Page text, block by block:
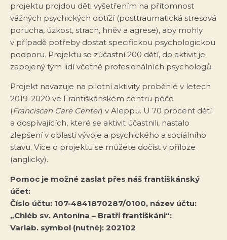
projektu projdou děti vyšetřením na přítomnost
vážných psychických obtíží (posttraumatická stresová
porucha, úzkost, strach, hněv a agrese), aby mohly
v případě potřeby dostat specifickou psychologickou
podporu. Projektu se zúčastní 200 dětí, do aktivit je
zapojený tým lidí včetně profesionálních psychologů.
Projekt navazuje na pilotní aktivity proběhlé v letech
2019-2020 ve Františkánském centru péče
(Franciscan Care Center) v Aleppu. U 70 procent dětí
a dospívajících, které se aktivit účastnili, nastalo
zlepšení v oblasti vývoje a psychického a sociálního
stavu. Více o projektu se můžete dočíst v příloze
(anglicky).
Pomoc je možné zaslat přes náš františkánský
účet:
Číslo účtu: 107-4841870287/0100, název účtu:
„Chléb sv. Antonína – Bratři františkáni“:
Variab. symbol (nutné): 202102